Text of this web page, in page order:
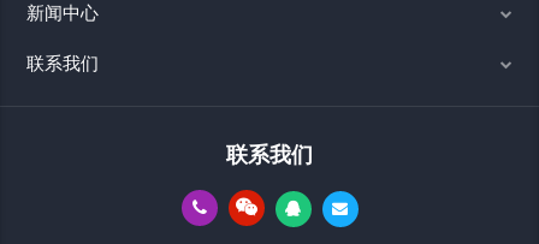
新闻中心
联系我们
联系我们